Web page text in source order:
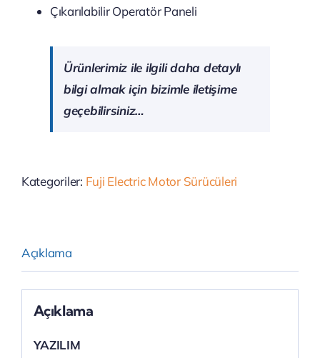
Çıkarılabilir Operatör Paneli
Ürünlerimiz ile ilgili daha detaylı
bilgi almak için bizimle iletişime
geçebilirsiniz…
Kategoriler: Fuji Electric Motor Sürücüleri
Açıklama
Açıklama
YAZILIM